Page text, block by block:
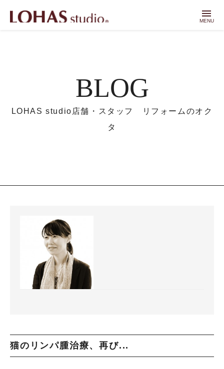
menu
MENU
BLOG
LOHAS studio店舗・スタッフ リフォームのオク
タ
猫のリンパ腫治療、再び...